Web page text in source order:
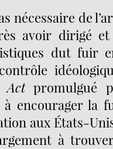
nécessaire de
avoir dirigé
dut fuir
Actpromulgué
encourager la
aux États-
à